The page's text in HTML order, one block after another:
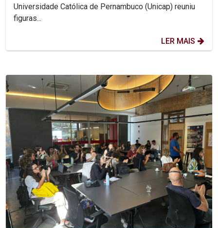
Universidade Católica de Pernambuco (Unicap) reuniu
figuras...
LER MAIS